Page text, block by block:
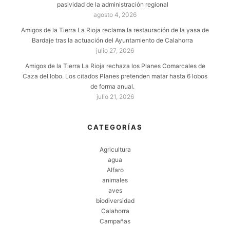
pasividad de la administración regional
agosto 4, 2026
Amigos de la Tierra La Rioja reclama la restauración de la yasa de
Bardaje tras la actuación del Ayuntamiento de Calahorra
julio 27, 2026
Amigos de la Tierra La Rioja rechaza los Planes Comarcales de
Caza del lobo. Los citados Planes pretenden matar hasta 6 lobos
de forma anual.
julio 21, 2026
CATEGORÍAS
Agricultura
agua
Alfaro
animales
aves
biodiversidad
Calahorra
Campañas